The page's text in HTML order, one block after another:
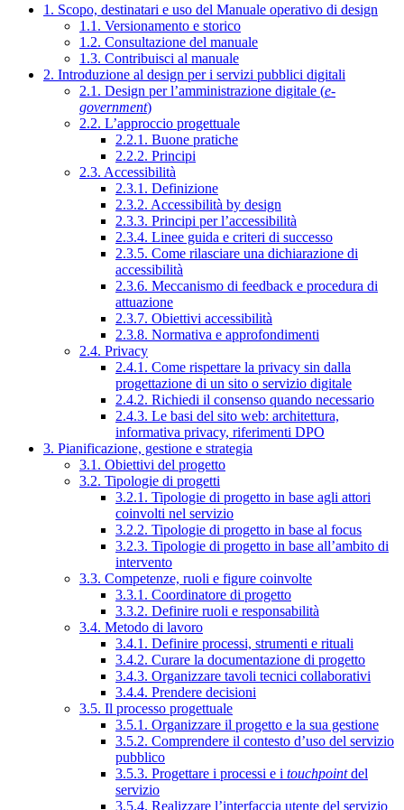
1. Scopo, destinatari e uso del Manuale operativo di design
1.1. Versionamento e storico
1.2. Consultazione del manuale
1.3. Contribuisci al manuale
2. Introduzione al design per i servizi pubblici digitali
2.1. Design per l’amministrazione digitale (e-
government)
2.2. L’approccio progettuale
2.2.1. Buone pratiche
2.2.2. Principi
2.3. Accessibilità
2.3.1. Definizione
2.3.2. Accessibilità by design
2.3.3. Principi per l’accessibilità
2.3.4. Linee guida e criteri di successo
2.3.5. Come rilasciare una dichiarazione di
accessibilità
2.3.6. Meccanismo di feedback e procedura di
attuazione
2.3.7. Obiettivi accessibilità
2.3.8. Normativa e approfondimenti
2.4. Privacy
2.4.1. Come rispettare la privacy sin dalla
progettazione di un sito o servizio digitale
2.4.2. Richiedi il consenso quando necessario
2.4.3. Le basi del sito web: architettura,
informativa privacy, riferimenti DPO
3. Pianificazione, gestione e strategia
3.1. Obiettivi del progetto
3.2. Tipologie di progetti
3.2.1. Tipologie di progetto in base agli attori
coinvolti nel servizio
3.2.2. Tipologie di progetto in base al focus
3.2.3. Tipologie di progetto in base all’ambito di
intervento
3.3. Competenze, ruoli e figure coinvolte
3.3.1. Coordinatore di progetto
3.3.2. Definire ruoli e responsabilità
3.4. Metodo di lavoro
3.4.1. Definire processi, strumenti e rituali
3.4.2. Curare la documentazione di progetto
3.4.3. Organizzare tavoli tecnici collaborativi
3.4.4. Prendere decisioni
3.5. Il processo progettuale
3.5.1. Organizzare il progetto e la sua gestione
3.5.2. Comprendere il contesto d’uso del servizio
pubblico
3.5.3. Progettare i processi e i touchpointdel
servizio
3.5.4. Realizzare l’interfaccia utente del servizio